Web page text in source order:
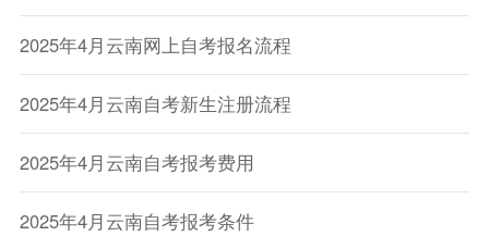
2025年4月云南网上自考报名流程
2025年4月云南自考新生注册流程
2025年4月云南自考报考费用
2025年4月云南自考报考条件